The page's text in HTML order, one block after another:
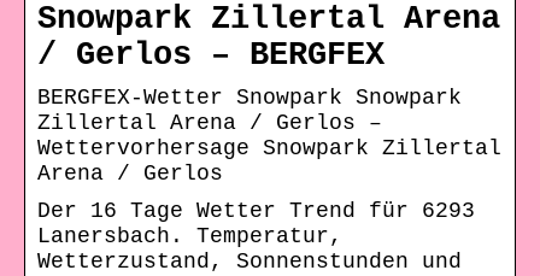
Snowpark Zillertal Arena
/ Gerlos – BERGFEX
BERGFEX-Wetter Snowpark Snowpark
Zillertal Arena / Gerlos –
Wettervorhersage Snowpark Zillertal
Arena / Gerlos
Der 16 Tage Wetter Trend für 6293
Lanersbach. Temperatur,
Wetterzustand, Sonnenstunden und